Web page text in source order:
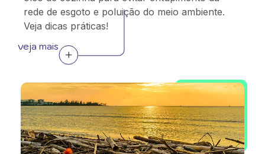
rede de esgoto e poluição do meio ambiente.
Veja dicas práticas!
veja mais